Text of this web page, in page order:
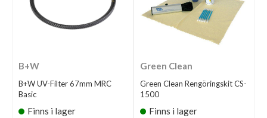
B+W
B+W UV-Filter 67mm MRC
Basic
Finns i lager
Green Clean
Green Clean Rengöringskit CS-
1500
Finns i lager